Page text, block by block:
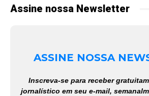
Assine nossa Newsletter
ASSINE NOSSA
Inscreva-se para receber
jornalístico em seu e-mail,